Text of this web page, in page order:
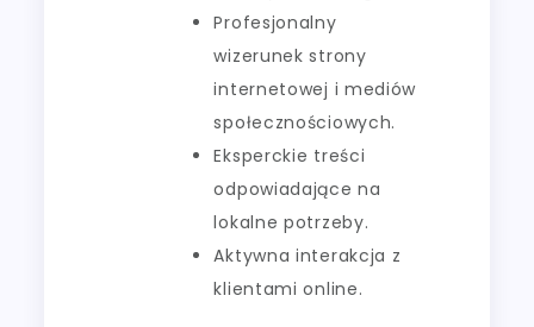
Profesjonalny
wizerunek strony
internetowej i mediów
społecznościowych.
Eksperckie treści
odpowiadające na
lokalne potrzeby.
Aktywna interakcja z
klientami online.